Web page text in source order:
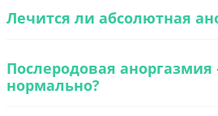
Лечится ли абсолютная
Послеродовая аноргазмия
нормально?